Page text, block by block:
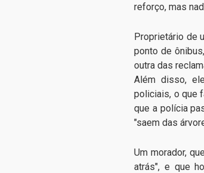
reforço, mas
Proprietário de
ponto de
outra das
Além disso,
policiais, o que
que a polícia
"saem das
Um morador,
atrás", e que